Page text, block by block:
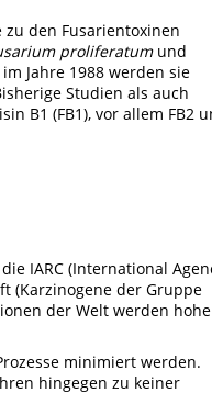
den Fusarientoxinen
proliferatumund
Jahre 1988 werden sie
Studien als auch
B1 (FB1), vor allem FB2
IARC (International
(Karzinogene der Gruppe
der Welt werden hohe
minimiert werden.
hingegen zu keiner